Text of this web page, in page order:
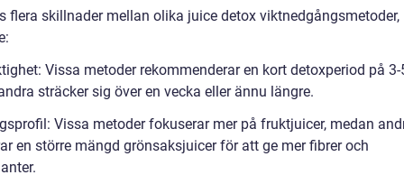
flera skillnader mellan olika juice detox viktnedgångsmetoder,
Vissa metoder rekommenderar en kort detoxperiod på 3-
sträcker sig över en vecka eller ännu längre.
Vissa metoder fokuserar mer på fruktjuicer, medan
en större mängd grönsaksjuicer för att ge mer fibrer och